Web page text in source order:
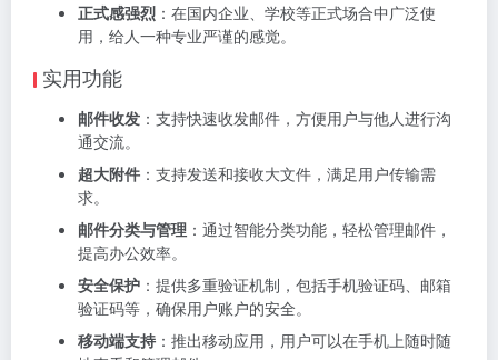
正式感强烈 ：在国内企业、学校等正式场合中广泛使
用，给人一种专业严谨的感觉。
实用功能
邮件收发 ：支持快速收发邮件，方便用户与他人进行沟
通交流。
超大附件 ：支持发送和接收大文件，满足用户传输需
求。
邮件分类与管理 ：通过智能分类功能，轻松管理邮件，
提高办公效率。
安全保护 ：提供多重验证机制，包括手机验证码、邮箱
验证码等，确保用户账户的安全。
移动端支持 ：推出移动应用，用户可以在手机上随时随